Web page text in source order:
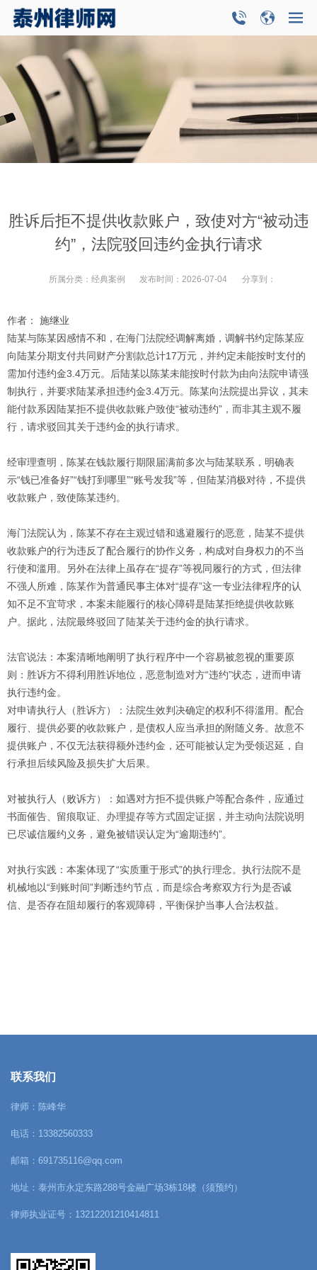
胜诉后拒不提供收款账户，致使对方“被动违
约”，法院驳回违约金执行请求
所属分类： 经典案例 发布时间： 2026-07-04 分享到：
作者： 施继业
陆某与陈某因感情不和，在海门法院经调解离婚，调解书约定陈某应
向陆某分期支付共同财产分割款总计17万元，并约定未能按时支付的
需加付违约金3.4万元。后陆某以陈某未能按时付款为由向法院申请强
制执行，并要求陆某承担违约金3.4万元。陈某向法院提出异议，其未
能付款系因陆某拒不提供收款账户致使“被动违约”，而非其主观不履
行，请求驳回其关于违约金的执行请求。
经审理查明，陈某在钱款履行期限届满前多次与陆某联系，明确表
示“钱已准备好”“钱打到哪里”“账号发我”等，但陆某消极对待，不提供
收款账户，致使陈某违约。
海门法院认为，陈某不存在主观过错和逃避履行的恶意，陆某不提供
收款账户的行为违反了配合履行的协作义务，构成对自身权力的不当
行使和滥用。另外在法律上虽存在“提存”等视同履行的方式，但法律
不强人所难，陈某作为普通民事主体对“提存”这一专业法律程序的认
知不足不宜苛求，本案未能履行的核心障碍是陆某拒绝提供收款账
户。据此，法院最终驳回了陆某关于违约金的执行请求。
法官说法：本案清晰地阐明了执行程序中一个容易被忽视的重要原
则：胜诉方不得利用胜诉地位，恶意制造对方“违约”状态，进而申请
执行违约金。
对申请执行人（胜诉方）：法院生效判决确定的权利不得滥用。配合
履行、提供必要的收款账户，是债权人应当承担的附随义务。故意不
提供账户，不仅无法获得额外违约金，还可能被认定为受领迟延，自
行承担后续风险及损失扩大后果。
对被执行人（败诉方）：如遇对方拒不提供账户等配合条件，应通过
书面催告、留痕取证、办理提存等方式固定证据，并主动向法院说明
已尽诚信履约义务，避免被错误认定为“逾期违约”。
对执行实践：本案体现了“实质重于形式”的执行理念。执行法院不是
机械地以“到账时间”判断违约节点，而是综合考察双方行为是否诚
信、是否存在阻却履行的客观障碍，平衡保护当事人合法权益。
联系我们
律师：陈峰华
电话：13382560333
邮箱：691735116@qq.com
地址：泰州市永定东路288号金融广场3栋18楼（须预约）
律师执业证号：13212201210414811